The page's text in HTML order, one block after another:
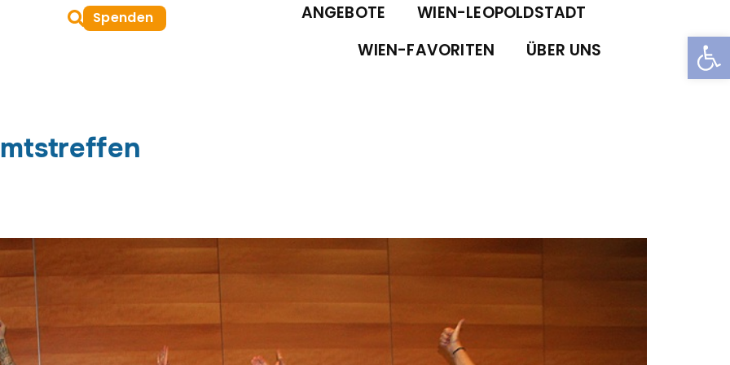
Suche
oeffnen
Spenden ANGEBOTE
WIEN-LEOPOLDSTADT
WIEN-FAVORITEN
ÜBER UNS